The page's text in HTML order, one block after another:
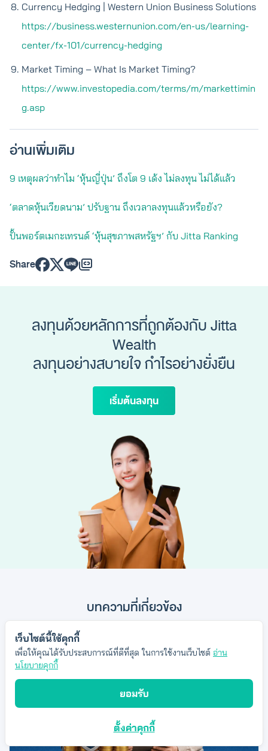
Currency Hedging | Western Union Business Solutions
https://business.westernunion.com/en-us/learning-
center/fx-101/currency-hedging
Market Timing – What Is Market Timing?
https://www.investopedia.com/terms/m/markettimin
g.asp
อ่านเพิ่มเติม
9 เหตุผลว่าทำไม ‘หุ้นญี่ปุ่น’ ถึงโต 9 เด้ง ไม่ลงทุน ไม่ได้แล้ว
‘ตลาดหุ้นเวียดนาม’ ปรับฐาน ถึงเวลาลงทุนแล้วหรือยัง?
ปั้นพอร์ตเมกะเทรนด์ ‘หุ้นสุขภาพสหรัฐฯ’ กับ Jitta Ranking
Share
ลงทุนด้วยหลักการที่ถูกต้องกับ Jitta
Wealth
ลงทุนอย่างสบายใจ กำไรอย่างยั่งยืน
เริ่มต้นลงทุน
บทความที่เกี่ยวข้อง
เว็บไซต์นี้ใช้คุกกี้
เพื่อให้คุณได้รับประสบการณ์ที่ดีที่สุด ในการใช้งานเว็บไซต์ อ่าน
นโยบายคุกกี้
ยอมรับ
ตั้งค่าคุกกี้